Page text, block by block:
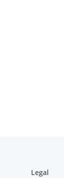
Legal